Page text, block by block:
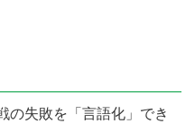
の失敗を「言語化」でき